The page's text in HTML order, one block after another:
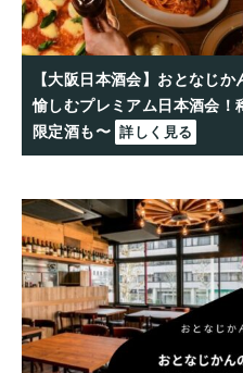
【大阪日本酒会】おとなじ
愉しむプレミアム日本酒会
限定酒も〜 詳しく見る